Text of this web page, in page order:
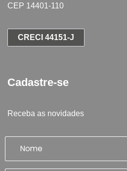
CEP 14401-110
CRECI 44151-J
Cadastre-se
Receba as novidades